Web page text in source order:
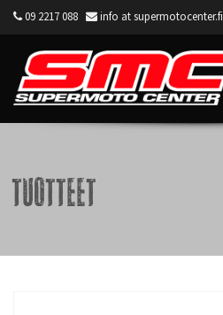
09 2217 088 info at supermotocenter.fi
Tuotteet